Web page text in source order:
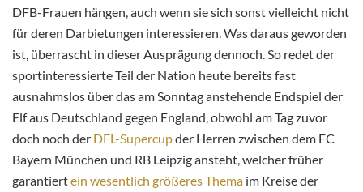
DFB-Frauen hängen, auch wenn sie sich sonst vielleicht nicht
für deren Darbietungen interessieren. Was daraus geworden
ist, überrascht in dieser Ausprägung dennoch. So redet der
sportinteressierte Teil der Nation heute bereits fast
ausnahmslos über das am Sonntag anstehende Endspiel der
Elf aus Deutschland gegen England, obwohl am Tag zuvor
doch noch der DFL-Supercupder Herren zwischen dem FC
Bayern München und RB Leipzig ansteht, welcher früher
garantiertein wesentlich größeres Thema im Kreise der